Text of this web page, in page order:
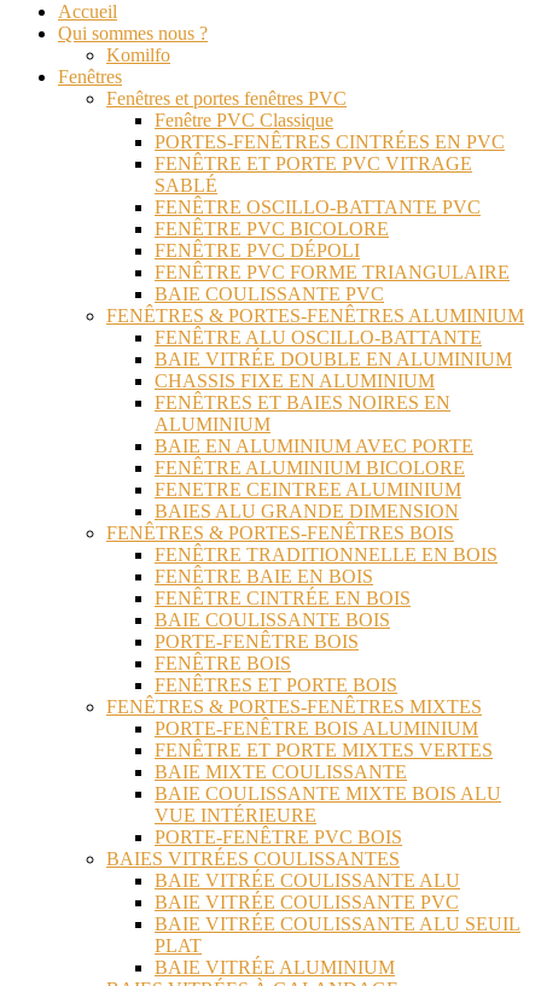
Accueil
Qui sommes nous ?
Komilfo
Fenêtres
Fenêtres et portes fenêtres PVC
Fenêtre PVC Classique
PORTES-FENÊTRES CINTRÉES EN PVC
FENÊTRE ET PORTE PVC VITRAGE
SABLÉ
FENÊTRE OSCILLO-BATTANTE PVC
FENÊTRE PVC BICOLORE
FENÊTRE PVC DÉPOLI
FENÊTRE PVC FORME TRIANGULAIRE
BAIE COULISSANTE PVC
FENÊTRES & PORTES-FENÊTRES ALUMINIUM
FENÊTRE ALU OSCILLO-BATTANTE
BAIE VITRÉE DOUBLE EN ALUMINIUM
CHASSIS FIXE EN ALUMINIUM
FENÊTRES ET BAIES NOIRES EN
ALUMINIUM
BAIE EN ALUMINIUM AVEC PORTE
FENÊTRE ALUMINIUM BICOLORE
FENETRE CEINTREE ALUMINIUM
BAIES ALU GRANDE DIMENSION
FENÊTRES & PORTES-FENÊTRES BOIS
FENÊTRE TRADITIONNELLE EN BOIS
FENÊTRE BAIE EN BOIS
FENÊTRE CINTRÉE EN BOIS
BAIE COULISSANTE BOIS
PORTE-FENÊTRE BOIS
FENÊTRE BOIS
FENÊTRES ET PORTE BOIS
FENÊTRES & PORTES-FENÊTRES MIXTES
PORTE-FENÊTRE BOIS ALUMINIUM
FENÊTRE ET PORTE MIXTES VERTES
BAIE MIXTE COULISSANTE
BAIE COULISSANTE MIXTE BOIS ALU
VUE INTÉRIEURE
PORTE-FENÊTRE PVC BOIS
BAIES VITRÉES COULISSANTES
BAIE VITRÉE COULISSANTE ALU
BAIE VITRÉE COULISSANTE PVC
BAIE VITRÉE COULISSANTE ALU SEUIL
PLAT
BAIE VITRÉE ALUMINIUM